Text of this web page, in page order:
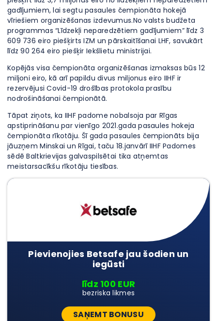
gadījumiem, lai segtu pasaules čempionāta hokejā
vīriešiem organizēšanas izdevumus.No valsts budžeta
programmas “Līdzekļi neparedzētiem gadījumiem” līdz 3
609 736 eiro piešķirts IZM un pārskaitīšanai LHF, savukārt
līdz 90 264 eiro piešķir Iekšlietu ministrijai.
Kopējās visa čempionāta organizēšanas izmaksas būs 12
miljoni eiro, kā arī papildu divus miljonus eiro IIHF ir
rezervējusi Covid-19 drošības protokola prasību
nodrošināšanai čempionātā.
Tāpat ziņots, ka IIHF padome nobalsoja par Rīgas
apstiprināšanu par vienīgo 2021.gada pasaules hokeja
čempionāta rīkotāju. Šī gada pasaules čempionāts bija
jāuzņem Minskai un Rīgai, taču 18.janvārī IIHF Padomes
sēdē Baltkrievijas galvaspilsētai tika atņemtas
meistarsacīkšu rīkotāju tiesības.
Pievienojies Betsafe jau šodien un
iegūsti
līdz 100 EUR
bezriska likmes
SAŅEMT BONUSU